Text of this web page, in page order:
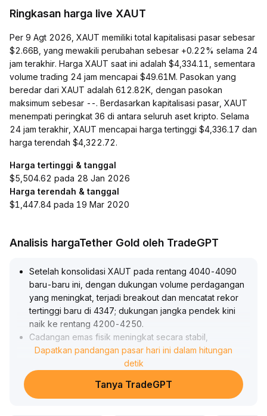
Ringkasan harga live XAUT
Per 9 Agt 2026, XAUT memiliki total kapitalisasi pasar sebesar
$2.66B, yang mewakili perubahan sebesar +0.22% selama 24
jam terakhir. Harga XAUT saat ini adalah $4,334.11, sementara
volume trading 24 jam mencapai $49.61M. Pasokan yang
beredar dari XAUT adalah 612.82K, dengan pasokan
maksimum sebesar --. Berdasarkan kapitalisasi pasar, XAUT
menempati peringkat 36 di antara seluruh aset kripto. Selama
24 jam terakhir, XAUT mencapai harga tertinggi $4,336.17 dan
harga terendah $4,322.72.
Harga tertinggi & tanggal
$5,504.62 pada 28 Jan 2026
Harga terendah & tanggal
$1,447.84 pada 19 Mar 2020
Analisis hargaTether Gold oleh TradeGPT
Setelah konsolidasi XAUT pada rentang 4040-4090
baru-baru ini, dengan dukungan volume perdagangan
yang meningkat, terjadi breakout dan mencatat rekor
tertinggi baru di 4347; dukungan jangka pendek kini
naik ke rentang 4200-4250.
Cadangan emas fisik meningkat secara stabil,
mencerminkan kebutuhan alokasi yang kuat di tengah
ketidakpastian makro, serta dasar nilai jangka
menengah-panjang yang kokoh
Pasar derivatif didorong oleh aktivitas opsi, likuiditas
Dapatkan pandangan pasar hari ini dalam hitungan
detik
Tanya TradeGPT